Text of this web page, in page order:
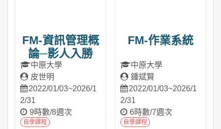
FM-資訊管理概
論─影人入勝
中原大學
皮世明
2022/01/03~2026/1
2/31
9時數/8週次
自學課程
FM-作業系統
中原大學
鍾斌賢
2022/01/03~2026/1
2/31
6時數/7週次
自學課程